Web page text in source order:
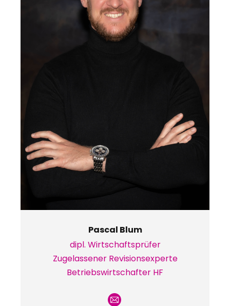
Pascal Blum
dipl. Wirtschaftsprüfer
Zugelassener Revisionsexperte
Betriebswirtschafter HF